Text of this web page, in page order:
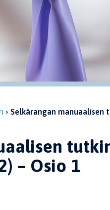
Selkärangan manuaalisen
– Osio 1